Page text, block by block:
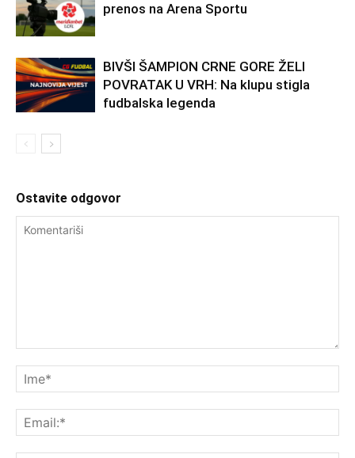
prenos na Arena Sportu
BIVŠI ŠAMPION CRNE GORE ŽELI
POVRATAK U VRH: Na klupu stigla
fudbalska legenda
Ostavite odgovor